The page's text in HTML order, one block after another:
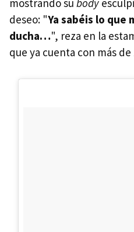
deseo: "Ya sabéis lo que
ducha…", reza en la
que ya cuenta con más de